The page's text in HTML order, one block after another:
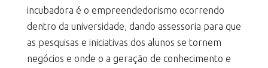
incubadora é o empreendedorismo ocorrendo
dentro da universidade, dando assessoria para que
as pesquisas e iniciativas dos alunos se tornem
negócios e onde o a geração de conhecimento e